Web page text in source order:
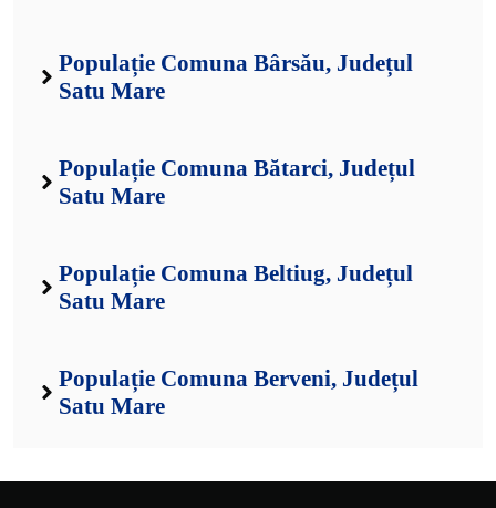
Populație Comuna Bârsău, Județul
Satu Mare
Populație Comuna Bătarci, Județul
Satu Mare
Populație Comuna Beltiug, Județul
Satu Mare
Populație Comuna Berveni, Județul
Satu Mare